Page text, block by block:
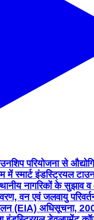
परियोजना से
में स्मार्ट इंडस्ट्रियल
नागरिकों के सुझाव व
वन एवं जलवायु
(EIA) अधिसूचना,